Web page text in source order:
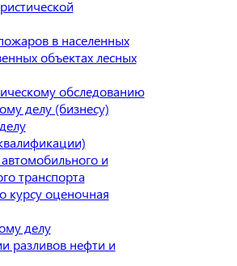
в населенных
объектах лесных
обследованию
делу (бизнесу)
и
транспорта
курсу оценочная
делу
разливов нефти и